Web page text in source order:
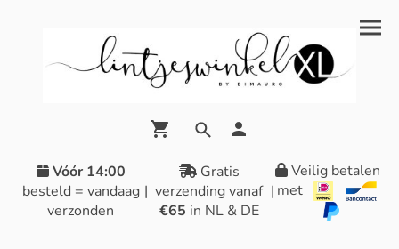
Vóór 14:00
besteld = vandaag
verzonden
|
Gratis
verzending vanaf
€65 in NL & DE
|
Veilig betalen
met